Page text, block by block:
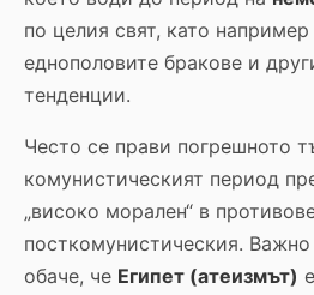
по целия свят, като
еднополовите бракове и
тенденции.
Често се прави погрешното
комунистическият период
„високо морален“ в
посткомунистическия.
обаче, че Египет (атеизмът)